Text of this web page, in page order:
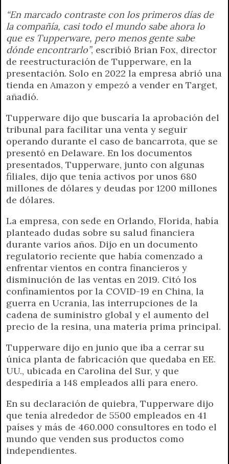
“En marcado contraste con los primeros días de
la compañía, casi todo el mundo sabe ahora lo
que es Tupperware, pero menos gente sabe
dónde encontrarlo”, escribió Brian Fox, director
de reestructuración de Tupperware, en la
presentación. Solo en 2022 la empresa abrió una
tienda en Amazon y empezó a vender en Target,
añadió.
Tupperware dijo que buscaría la aprobación del
tribunal para facilitar una venta y seguir
operando durante el caso de bancarrota, que se
presentó en Delaware. En los documentos
presentados, Tupperware, junto con algunas
filiales, dijo que tenía activos por unos 680
millones de dólares y deudas por 1200 millones
de dólares.
La empresa, con sede en Orlando, Florida, había
planteado dudas sobre su salud financiera
durante varios años. Dijo en un documento
regulatorio reciente que había comenzado a
enfrentar vientos en contra financieros y
disminución de las ventas en 2019. Citó los
confinamientos por la COVID-19 en China, la
guerra en Ucrania, las interrupciones de la
cadena de suministro global y el aumento del
precio de la resina, una materia prima principal.
Tupperware dijo en junio que iba a cerrar su
única planta de fabricación que quedaba en EE.
UU., ubicada en Carolina del Sur, y que
despediría a 148 empleados allí para enero.
En su declaración de quiebra, Tupperware dijo
que tenía alrededor de 5500 empleados en 41
países y más de 460.000 consultores en todo el
mundo que venden sus productos como
independientes.